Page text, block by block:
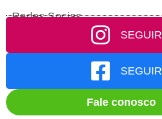
Redes Socias
SEGUIR
SEGUIR
Fale conosco